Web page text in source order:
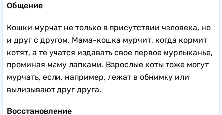
Общение
Кошки мурчат не только в присутствии человека, но
и друг с другом. Мама-кошка мурчит, когда кормит
котят, а те учатся издавать свое первое мурлыканье,
проминая маму лапками. Взрослые коты тоже могут
мурчать, если, например, лежат в обнимку или
вылизывают друг друга.
Восстановление